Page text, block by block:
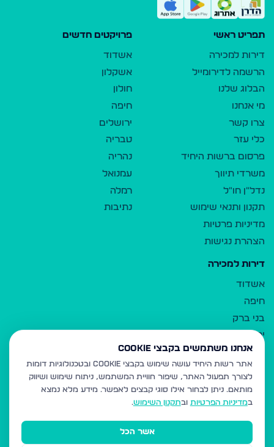
תפריט ראשי
דירות למכירה
הרשמה לדירומייל
הבלוג שלנו
מי אנחנו
צרו קשר
כלי עזר
פרסום ברשות היחיד
משרדי תיווך
נדל"ן חו"ל
תקנון ותנאי שימוש
מדיניות פרטיות
הצהרת נגישות
פרויקטים חדשים
אשדוד
אשקלון
חולון
חיפה
ירושלים
טבריה
נהריה
עמנואל
רמלה
נתיבות
דירות למכירה
אשדוד
חיפה
בני ברק
ירושלים
אלעד
גבעת זאב
בית שמש
רכסים
מודיעין עילית
אנחנו משתמשים בקבצי Cookie
אתר רשות היחיד עושה שימוש בקבצי Cookie ובטכנולוגיות דומות
לצורך תפעול האתר, שיפור חוויית המשתמש, ניתוח שימוש ושיווק
מותאם. ניתן לבחור אילו סוגי קבצים לאפשר. מידע מלא נמצא
במדיניות הפרטיות ובתקנון השימוש.
אשר הכל